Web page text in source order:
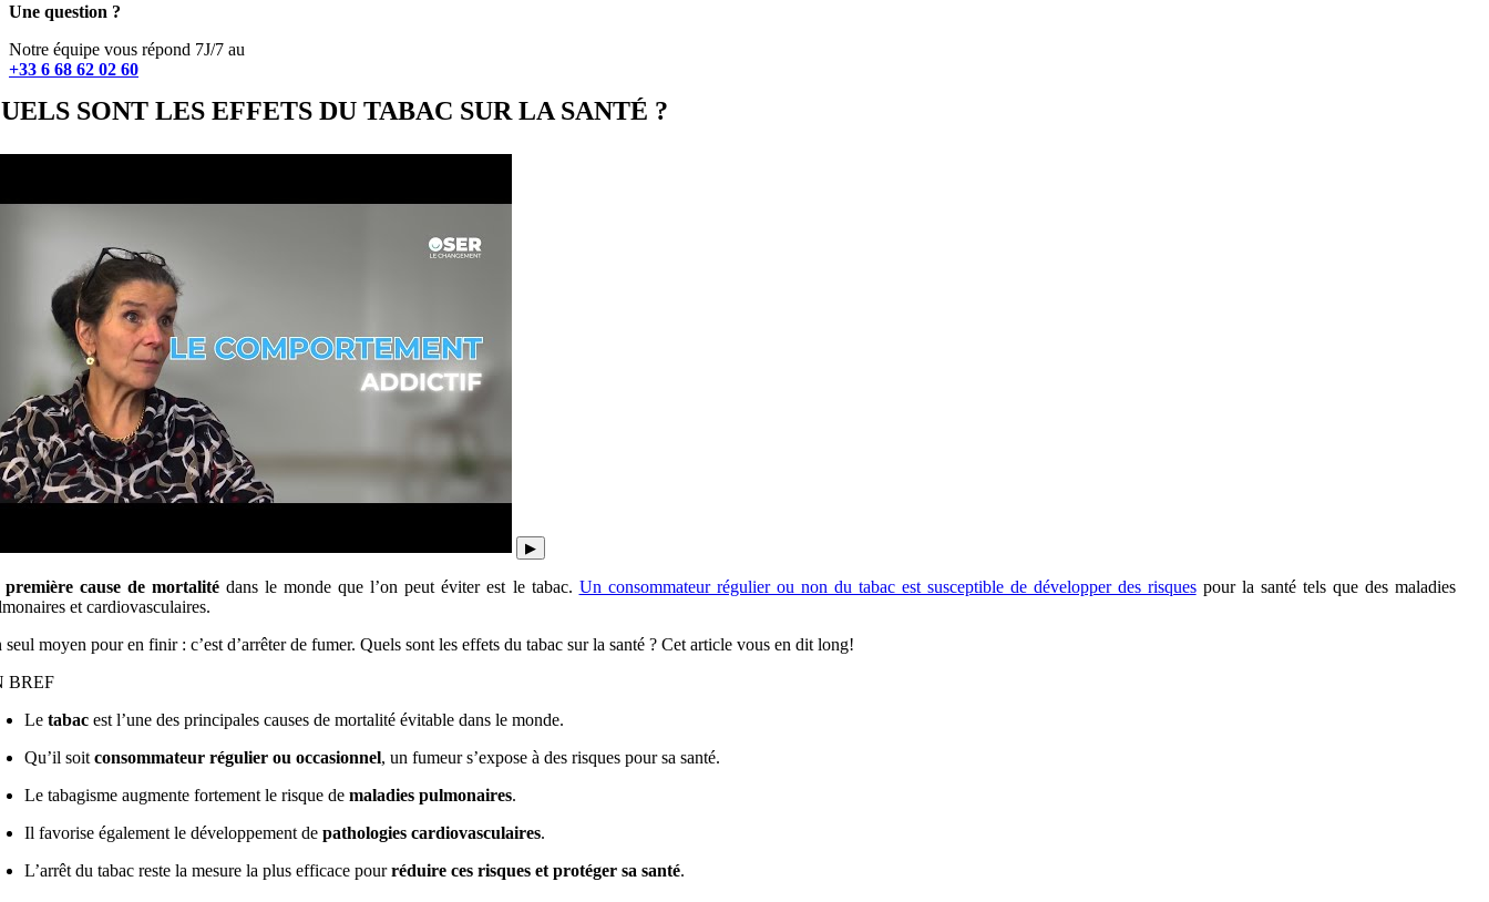
Une question ?
Notre équipe vous répond 7J/7 au
+33 6 68 62 02 60
SONT LES EFFETS DU TABAC SUR LA SANTÉ ?
▶
première cause de mortalité dans le monde que l’on peut éviter est le tabac. Un consommateur régulier ou non du tabac est susceptible de développer des risquespour la santé tels que des maladies
et cardiovasculaires.
seul moyen pour en finir : c’est d’arrêter de fumer. Quels sont les effets du tabac sur la santé ? Cet article vous en dit long!
BREF
Letabac est l’une des principales causes de mortalité évitable dans le monde.
Qu’il soitconsommateur régulier ou occasionnel, un fumeur s’expose à des risques pour sa santé.
Le tabagisme augmente fortement le risque demaladies pulmonaires.
Il favorise également le développement depathologies cardiovasculaires.
L’arrêt du tabac reste la mesure la plus efficace pourréduire ces risques et protéger sa santé.